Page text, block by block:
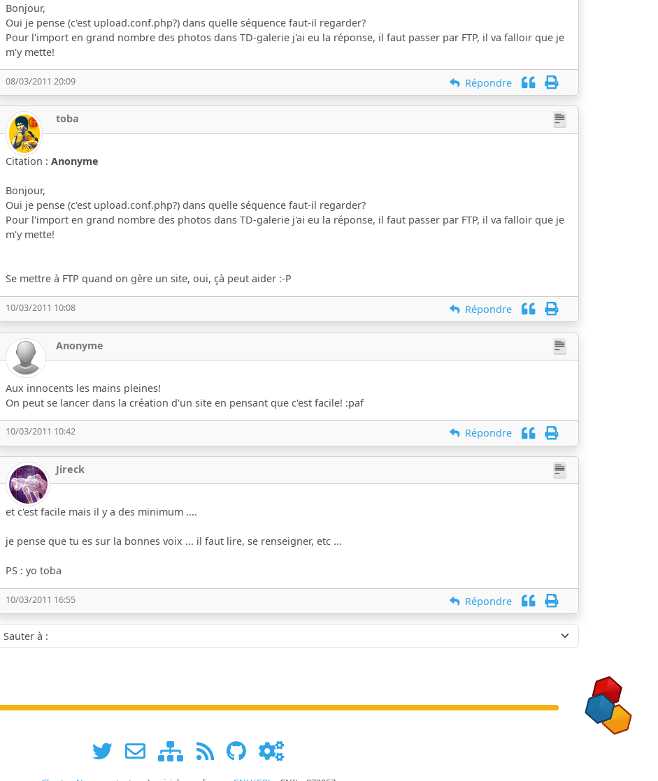
Bonjour,
Oui je pense (c'est upload.conf.php?) dans quelle séquence faut-il regarder?
Pour l'import en grand nombre des photos dans TD-galerie j'ai eu la réponse, il faut passer par FTP, il va falloir que je
m'y mette!
08/03/2011 20:09 Répondre
toba
Citation :Anonyme
Bonjour,
Oui je pense (c'est upload.conf.php?) dans quelle séquence faut-il regarder?
Pour l'import en grand nombre des photos dans TD-galerie j'ai eu la réponse, il faut passer par FTP, il va falloir que je
m'y mette!
Se mettre à FTP quand on gère un site, oui, çà peut aider :-P
10/03/2011 10:08 Répondre
Anonyme
Aux innocents les mains pleines!
On peut se lancer dans la création d'un site en pensant que c'est facile! :paf
10/03/2011 10:42 Répondre
Jireck
et c'est facile mais il y a des minimum ....
je pense que tu es sur la bonnes voix ... il faut lire, se renseigner, etc ...
PS : yo toba
10/03/2011 16:55 Répondre
Sauter à :